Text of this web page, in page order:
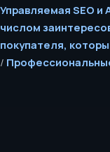
Управляемая SEO и
числом
покупателя,
/